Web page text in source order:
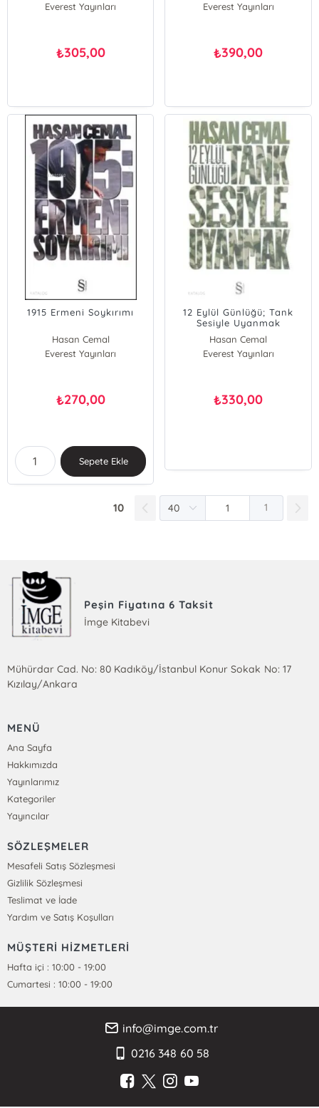
Everest Yayınları
₺305,00
Everest Yayınları
₺390,00
1915 Ermeni Soykırımı
Hasan Cemal
Everest Yayınları
₺270,00
Sepete Ekle
12 Eylül Günlüğü; Tank
Sesiyle Uyanmak
Hasan Cemal
Everest Yayınları
₺330,00
10 1
Peşin Fiyatına 6 Taksit
İmge Kitabevi
Mühürdar Cad. No: 80 Kadıköy/İstanbul Konur Sokak No: 17
Kızılay/Ankara
MENÜ
Ana Sayfa
Hakkımızda
Yayınlarımız
Kategoriler
Yayıncılar
SÖZLEŞMELER
Mesafeli Satış Sözleşmesi
Gizlilik Sözleşmesi
Teslimat ve İade
Yardım ve Satış Koşulları
MÜŞTERİ HİZMETLERİ
Hafta içi : 10:00 - 19:00
Cumartesi : 10:00 - 19:00
info@imge.com.tr
0216 348 60 58